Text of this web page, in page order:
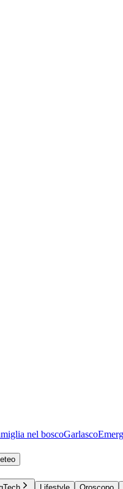
nel boscoGarlasco